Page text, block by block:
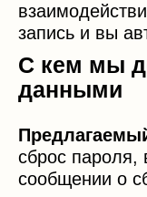
запись и вы
С кем мы
данными
сброс пароля,
сообщении о